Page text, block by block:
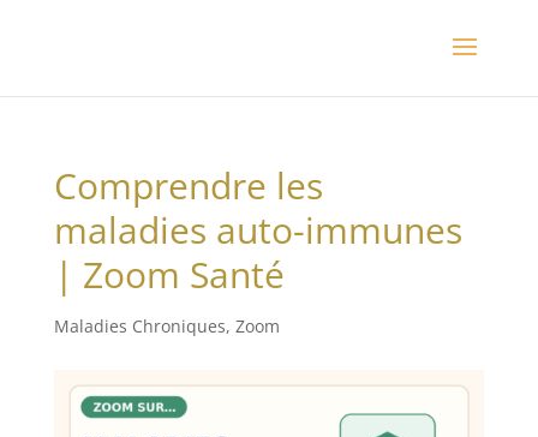
Comprendre les
maladies auto-immunes
| Zoom Santé
Maladies Chroniques, Zoom